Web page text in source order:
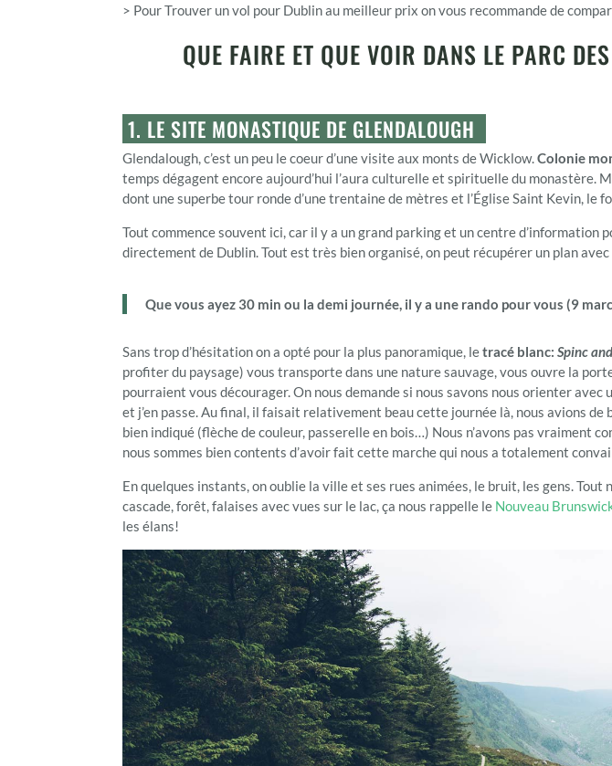
> Pour Trouver un vol pour Dublin au meilleur prix on vous recommande de
QUE FAIRE ET QUE VOIR DANS LE PARC
1. LE SITE MONASTIQUE DE GLENDALOUGH
Glendalough, c’est un peu le coeur d’une visite aux monts de Wicklow.Colonie
temps dégagent encore aujourd’hui l’aura culturelle et spirituelle du monastère.
dont une superbe tour ronde d’une trentaine de mètres et l’Église Saint Kevin, le
Tout commence souvent ici, car il y a un grand parking et un centre
directement de Dublin. Tout est très bien organisé, on peut récupérer un plan
Que vous ayez 30 min ou la demi journée, il y a une rando pour vous (9
Sans trop d’hésitation on a opté pour la plus panoramique, letracé blanc:Spinc
profiter du paysage) vous transporte dans une nature sauvage, vous ouvre la
pourraient vous décourager. On nous demande si nous savons nous orienter
et j’en passe. Au final, il faisait relativement beau cette journée là, nous avions
bien indiqué (flèche de couleur, passerelle en bois…) Nous n’avons pas vraiment
nous sommes bien contents d’avoir fait cette marche qui nous a totalement
En quelques instants, on oublie la ville et ses rues animées, le bruit, les gens. Tout
cascade, forêt, falaises avec vues sur le lac, ça nous rappelle le Nouveau
les élans!